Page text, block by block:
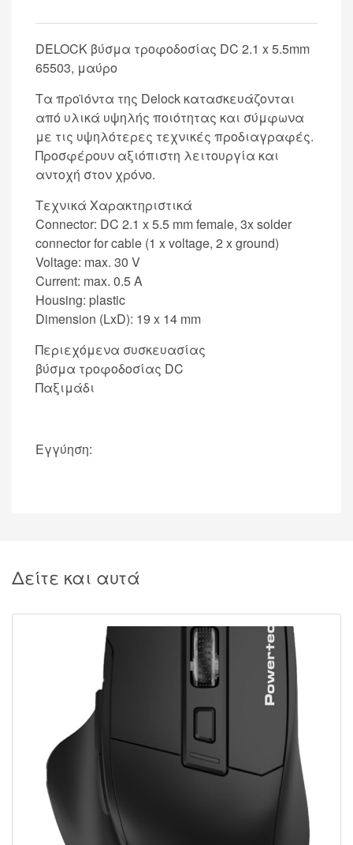
DELOCK βύσμα τροφοδοσίας DC 2.1 x 5.5mm
65503, μαύρο
Τα προϊόντα της Delock κατασκευάζονται
από υλικά υψηλής ποιότητας και σύμφωνα
με τις υψηλότερες τεχνικές προδιαγραφές.
Προσφέρουν αξιόπιστη λειτουργία και
αντοχή στον χρόνο.
Τεχνικά Χαρακτηριστικά
Connector: DC 2.1 x 5.5 mm female, 3x solder
connector for cable (1 x voltage, 2 x ground)
Voltage: max. 30 V
Current: max. 0.5 A
Housing: plastic
Dimension (LxD): 19 x 14 mm
Περιεχόμενα συσκευασίας
βύσμα τροφοδοσίας DC
Παξιμάδι
Εγγύηση:
Δείτε και αυτά